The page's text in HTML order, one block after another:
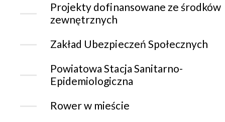
Projekty dofinansowane ze środków
zewnętrznych
Zakład Ubezpieczeń Społecznych
Powiatowa Stacja Sanitarno-
Epidemiologiczna
Rower w mieście